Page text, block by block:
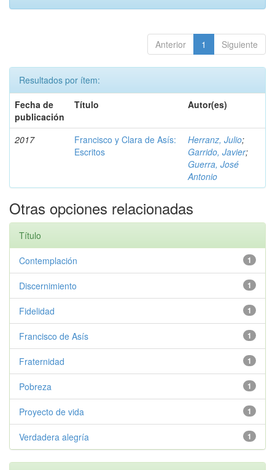
Anterior 1 Siguiente
Resultados por ítem:
Fecha de
publicación
Título Autor(es)
2017
Francisco y Clara de Asís:
Escritos
Herranz, Julio;
Garrido, Javier;
Guerra, José
Antonio
Otras opciones relacionadas
Título
1
Contemplación
1
Discernimiento
1
Fidelidad
1
Francisco de Asís
1
Fraternidad
1
Pobreza
1
Proyecto de vida
1
Verdadera alegría